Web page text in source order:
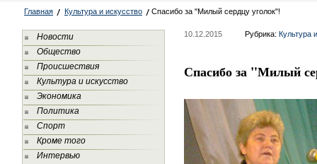
Главная Культура и искусство Спасибо за "Милый сердцу уголок"!
Новости
Общество
Происшествия
Культура и искусство
Экономика
Политика
Спорт
Кроме того
Интервью
10.12.2015 Рубрика: Культура
Спасибо за "Милый